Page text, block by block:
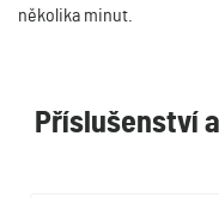
několika minut.
Příslušenství